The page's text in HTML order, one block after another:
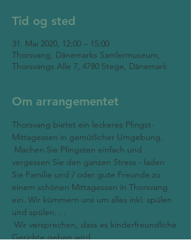
Tid og sted
31. Mai 2020, 12:00 – 15:00
Thorsvang, Dänemarks Samlermuseum,
Thorsvangs Alle 7, 4780 Stege, Dänemark
Om arrangementet
Thorsvang bietet ein leckeres Pfingst-
Mittagessen in gemütlicher Umgebung.
vergessen Sie den ganzen Stress - laden
Sie Familie und / oder gute Freunde zu
einem schönen Mittagessen in Thorsvang
ein. Wir kümmern uns um alles inkl. spülen
und spülen. . .
Gerichte geben wird.